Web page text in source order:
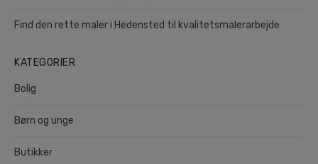
Find den rette maler i Hedensted til kvalitetsmalerarbejde
KATEGORIER
Bolig
Børn og unge
Butikker